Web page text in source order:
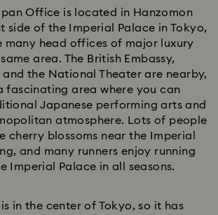
Office is located in Hanzomon
side of the Imperial Palace in Tokyo,
many head offices of major luxury
area. The British Embassy,
the National Theater are nearby,
fascinating area where you can
Japanese performing arts and
atmosphere. Lots of people
cherry blossoms near the Imperial
and many runners enjoy running
Imperial Palace in all seasons.
in the center of Tokyo, so it has